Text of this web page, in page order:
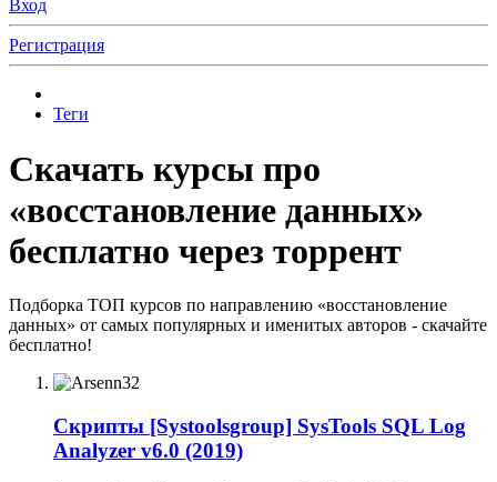
Вход
Регистрация
Теги
Скачать курсы про
«восстановление данных»
бесплатно через торрент
Подборка ТОП курсов по направлению «восстановление
данных» от самых популярных и именитых авторов - скачайте
бесплатно!
Скрипты [Systoolsgroup] SysTools SQL Log
Analyzer v6.0 (2019)